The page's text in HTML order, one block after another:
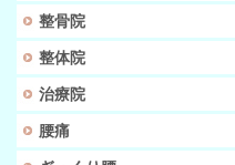
整骨院
整体院
治療院
腰痛